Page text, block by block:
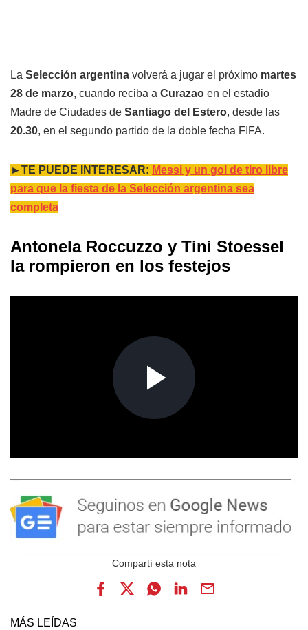
La Selección argentina volverá a jugar el próximo martes
28 de marzo, cuando reciba a Curazao en el estadio
Madre de Ciudades de Santiago del Estero, desde las
20.30, en el segundo partido de la doble fecha FIFA.
►TE PUEDE INTERESAR: Messi y un gol de tiro libre
para que la fiesta de la Selección argentina sea
completa
Antonela Roccuzzo y Tini Stoessel
la rompieron en los festejos
MÁS LEÍDAS